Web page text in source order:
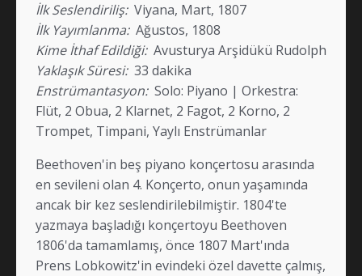
İlk Seslendiriliş:Viyana, Mart, 1807
İlk Yayımlanma:Ağustos, 1808
Kime İthaf Edildiği:Avusturya Arşidükü Rudolph
Yaklaşık Süresi:33 dakika
Enstrümantasyon:Solo: Piyano | Orkestra:
Flüt, 2 Obua, 2 Klarnet, 2 Fagot, 2 Korno, 2
Trompet, Timpani, Yaylı Enstrümanlar
Beethoven'in beş piyano konçertosu arasında
en sevileni olan 4. Konçerto, onun yaşamında
ancak bir kez seslendirilebilmiştir. 1804'te
yazmaya başladığı konçertoyu Beethoven
1806'da tamamlamış, önce 1807 Mart'ında
Prens Lobkowitz'in evindeki özel davette çalmış,